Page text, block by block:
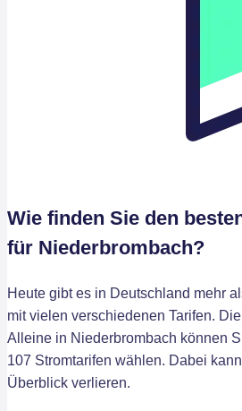
Wie finden Sie den
für Niederbrombach?
Heute gibt es in Deutschland mehr
mit vielen verschiedenen Tarifen.
Alleine in Niederbrombach können
107 Stromtarifen wählen. Dabei
Überblick verlieren.